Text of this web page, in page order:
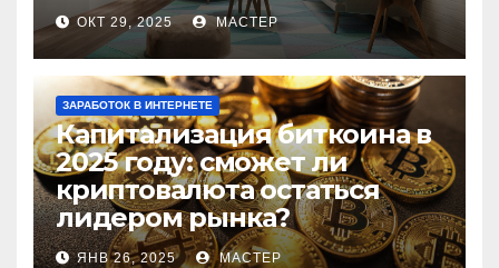
ОКТ 29, 2025 МАСТЕР
ЗАРАБОТОК В ИНТЕРНЕТЕ
Капитализация биткоина в
2025 году: сможет ли
криптовалюта остаться
лидером рынка?
ЯНВ 26, 2025 МАСТЕР